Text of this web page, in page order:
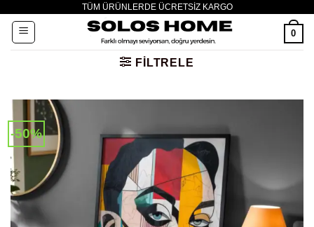
atla
TÜM ÜRÜNLERDE ÜCRETSİZ KARGO
0
FILTRELE
-50%